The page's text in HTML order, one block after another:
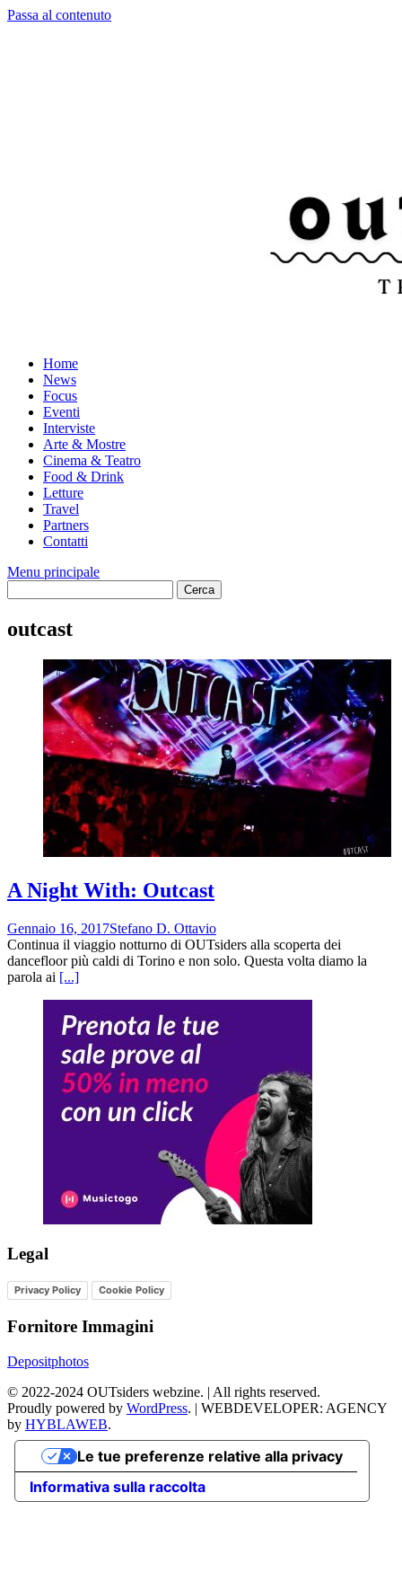
Passa al contenuto
Home
News
Focus
Eventi
Interviste
Arte & Mostre
Cinema & Teatro
Food & Drink
Letture
Travel
Partners
Contatti
Menu principale
outcast
A Night With: Outcast
Gennaio 16, 2017Stefano D. Ottavio
Continua il viaggio notturno di OUTsiders alla scoperta dei
dancefloor più caldi di Torino e non solo. Questa volta diamo la
parola ai [...]
Legal
Privacy Policy Cookie Policy
Fornitore Immagini
Depositphotos
© 2022-2024 OUTsiders webzine. | All rights reserved.
Proudly powered by WordPress. | WEBDEVELOPER: AGENCY
by HYBLAWEB.
Informativa sulla raccolta
Le tue preferenze relative alla privacy